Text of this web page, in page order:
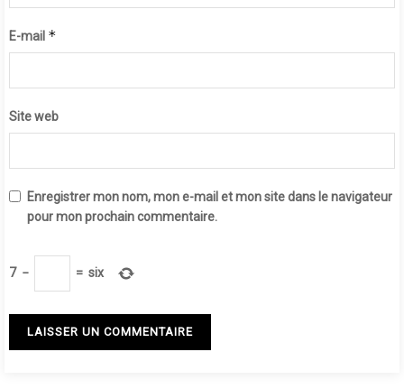
E-mail *
Site web
Enregistrer mon nom, mon e-mail et mon site dans le navigateur
pour mon prochain commentaire.
7 − = six